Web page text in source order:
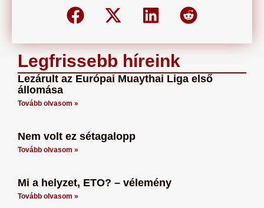
Legfrissebb híreink
Lezárult az Európai Muaythai Liga első
állomása
Tovább olvasom »
Nem volt ez sétagalopp
Tovább olvasom »
Mi a helyzet, ETO? – vélemény
Tovább olvasom »